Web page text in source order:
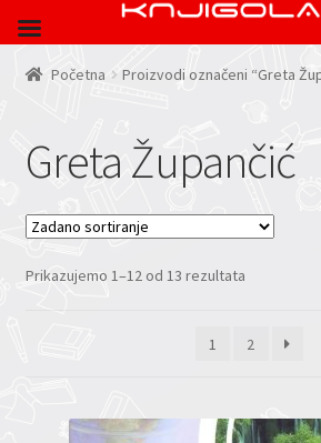
Početna Proizvodi označeni “Greta
Greta Župančić
Prikazujemo 1–12 od 13 rezultata
1 2